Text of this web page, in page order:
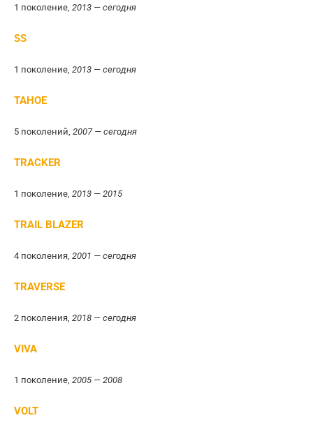
1 поколение, 2013 — сегодня
SS
1 поколение, 2013 — сегодня
TAHOE
5 поколений, 2007 — сегодня
TRACKER
1 поколение, 2013 — 2015
TRAIL BLAZER
4 поколения, 2001 — сегодня
TRAVERSE
2 поколения, 2018 — сегодня
VIVA
1 поколение, 2005 — 2008
VOLT